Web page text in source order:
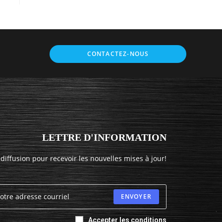
a
e
:
CONTACTEZ-NOUS
LETTRE D'INFORMATION
pour recevoir les nouvelles mises à jour!
ENVOYER
Accepter les conditions